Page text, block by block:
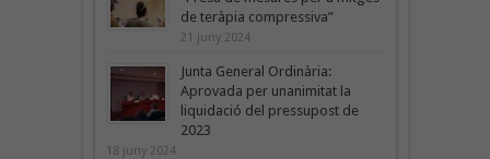
de teràpia compressiva”
21 juny 2024
Junta General Ordinària:
Aprovada per unanimitat la
liquidació del pressupost de
2023
18 juny 2024